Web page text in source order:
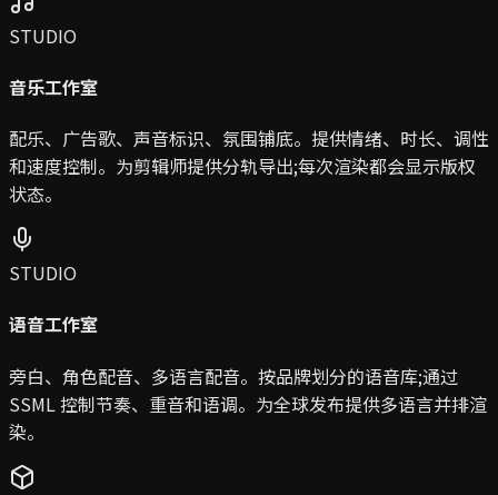
STUDIO
音乐工作室
配乐、广告歌、声音标识、氛围铺底。提供情绪、时长、调性
和速度控制。为剪辑师提供分轨导出;每次渲染都会显示版权
状态。
STUDIO
语音工作室
旁白、角色配音、多语言配音。按品牌划分的语音库;通过
SSML 控制节奏、重音和语调。为全球发布提供多语言并排渲
染。